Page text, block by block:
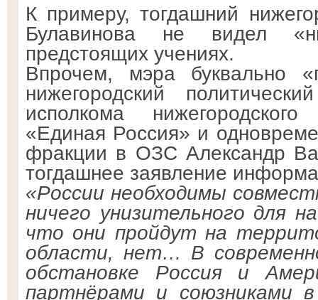
К примеру, тогдашний
Булавинова не видел
предстоящих учениях.
Впрочем, мэра буквально
нижегородский
исполкома
«Единая Россия» и
фракции в ОЗС Александр
тогдашнее заявление
«России необходимы
ничего унизительного для
что они пройдут на
области, нет… В
обстановке Россия и
партнёрами и союзниками